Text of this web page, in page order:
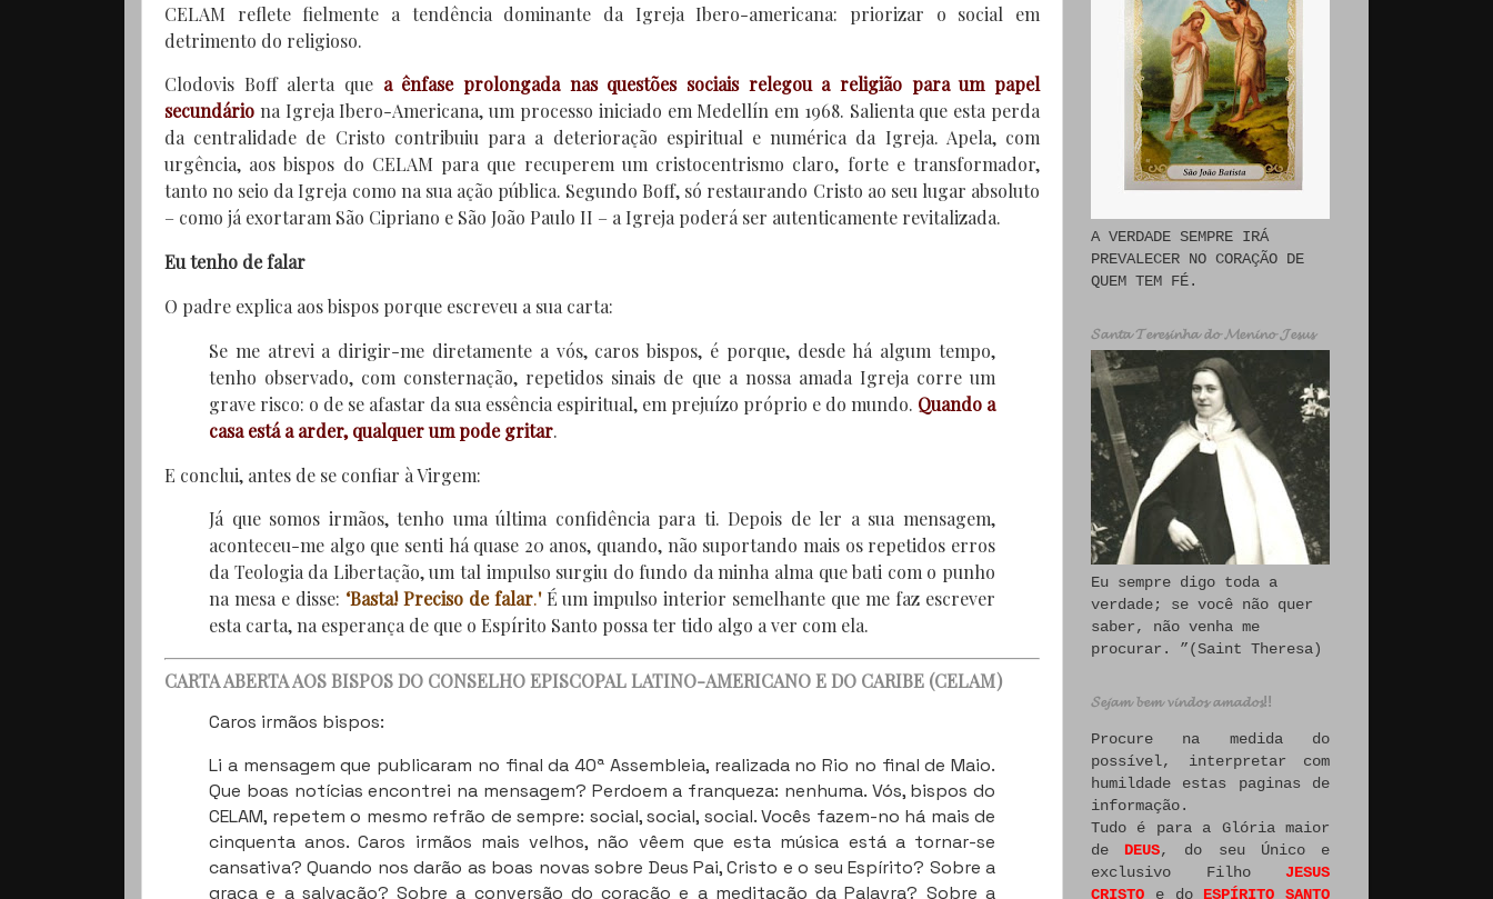
CELAM reflete fielmente a tendência dominante da Igreja Ibero-americana: priorizar o social em
detrimento do religioso.
Clodovis Boff alerta que a ênfase prolongada nas questões sociais relegou a religião para um papel
secundário na Igreja Ibero-Americana, um processo iniciado em Medellín em 1968. Salienta que esta perda
da centralidade de Cristo contribuiu para a deterioração espiritual e numérica da Igreja. Apela, com
urgência, aos bispos do CELAM para que recuperem um cristocentrismo claro, forte e transformador,
tanto no seio da Igreja como na sua ação pública. Segundo Boff, só restaurando Cristo ao seu lugar absoluto
– como já exortaram São Cipriano e São João Paulo II – a Igreja poderá ser autenticamente revitalizada.
Eu tenho de falar
O padre explica aos bispos porque escreveu a sua carta:
Se me atrevi a dirigir-me diretamente a vós, caros bispos, é porque, desde há algum tempo,
tenho observado, com consternação, repetidos sinais de que a nossa amada Igreja corre um
grave risco: o de se afastar da sua essência espiritual, em prejuízo próprio e do mundo. Quando a
casa está a arder, qualquer um pode gritar.
E conclui, antes de se confiar à Virgem:
Já que somos irmãos, tenho uma última confidência para ti. Depois de ler a sua mensagem,
aconteceu-me algo que senti há quase 20 anos, quando, não suportando mais os repetidos erros
da Teologia da Libertação, um tal impulso surgiu do fundo da minha alma que bati com o punho
na mesa e disse: ‘Basta! Preciso de falar.'É um impulso interior semelhante que me faz escrever
esta carta, na esperança de que o Espírito Santo possa ter tido algo a ver com ela.
CARTA ABERTA AOS BISPOS DO CONSELHO EPISCOPAL LATINO-AMERICANO E DO CARIBE (CELAM)
Caros irmãos bispos:
Li a mensagem que publicaram no final da 40ª Assembleia, realizada no Rio no final de Maio.
Que boas notícias encontrei na mensagem? Perdoem a franqueza: nenhuma. Vós, bispos do
CELAM, repetem o mesmo refrão de sempre: social, social, social. Vocês fazem-no há mais de
cinquenta anos. Caros irmãos mais velhos, não vêem que esta música está a tornar-se
cansativa? Quando nos darão as boas novas sobre Deus Pai, Cristo e o seu Espírito? Sobre a
graça e a salvação? Sobre a conversão do coração e a meditação da Palavra? Sobre a
A VERDADE SEMPRE IRÁ
PREVALECER NO CORAÇÃO DE
QUEM TEM FÉ.
𝓢𝓪𝓷𝓽𝓪 𝓣𝓮𝓻𝓮𝓼𝓲𝓷𝓱𝓪 𝓭𝓸 𝓜𝓮𝓷𝓲𝓷𝓸 𝓙𝓮𝓼𝓾𝓼
Eu sempre digo toda a
verdade; se você não quer
saber, não venha me
procurar. ”(Saint Theresa)
𝓢𝓮𝓳𝓪𝓶 𝓫𝓮𝓶 𝓿𝓲𝓷𝓭𝓸𝓼 𝓪𝓶𝓪𝓭𝓸𝓼!!
Procure na medida do
possível, interpretar com
humildade estas paginas de
informação.
Tudo é para a Glória maior
de DEUS, do seu Único e
exclusivo Filho JESUS
CRISTO e do ESPÍRITO SANTO